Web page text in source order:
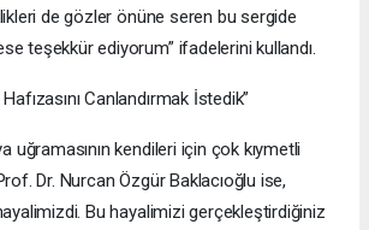
de gözler önüne seren bu sergide
teşekkür ediyorum” ifadelerini kullandı.
Canlandırmak İstedik”
uğramasının kendileri için çok kıymetli
Dr. Nurcan Özgür Baklacıoğlu ise,
Bu hayalimizi gerçekleştirdiğiniz